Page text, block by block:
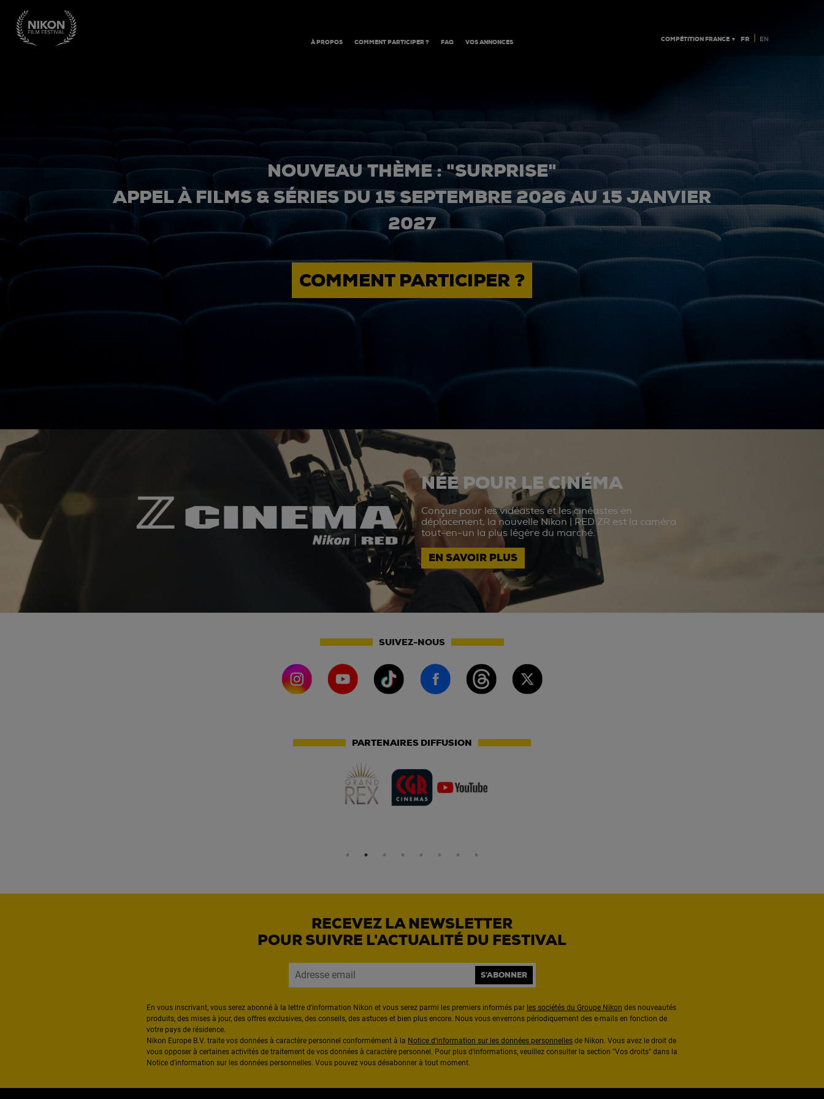
À PROPOS COMMENT PARTICIPER ? FAQ VOS ANNONCES COMPÉTITION FRANCE ▼ FR | EN
NOUVEAU THÈME : "SURPRISE"
APPEL À FILMS & SÉRIES DU 15 SEPTEMBRE 2026 AU 15 JANVIER
2027
COMMENT PARTICIPER ?
NÉE POUR LE CINÉMA
Conçue pour les vidéastes et les cinéastes en
déplacement, la nouvelle Nikon | RED ZR est la caméra
tout-en-un la plus légère du marché.
EN SAVOIR PLUS
SUIVEZ-NOUS
PARTENAIRES DIFFUSION
RECEVEZ LA NEWSLETTER
POUR SUIVRE L'ACTUALITÉ DU FESTIVAL
S'ABONNER
En vous inscrivant, vous serez abonné à la lettre d'information Nikon et vous serez parmi les premiers informés par les sociétés du Groupe Nikon des nouveautés
produits, des mises à jour, des offres exclusives, des conseils, des astuces et bien plus encore. Nous vous enverrons périodiquement des e-mails en fonction de
votre pays de résidence.
Nikon Europe B.V. traite vos données à caractère personnel conformément à la Notice d'information sur les données personnelles de Nikon. Vous avez le droit de
vous opposer à certaines activités de traitement de vos données à caractère personnel. Pour plus d'informations, veuillez consulter la section "Vos droits" dans la
Notice d'information sur les données personnelles. Vous pouvez vous désabonner à tout moment.